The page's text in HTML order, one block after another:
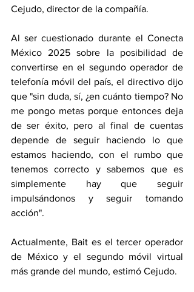
Cejudo, director de la compañía.
Al ser cuestionado durante el Conecta
México 2025 sobre la posibilidad de
convertirse en el segundo operador de
telefonía móvil del país, el directivo dijo
que "sin duda, sí, ¿en cuánto tiempo? No
me pongo metas porque entonces deja
de ser éxito, pero al final de cuentas
depende de seguir haciendo lo que
estamos haciendo, con el rumbo que
tenemos correcto y sabemos que es
simplemente hay que seguir
impulsándonos y seguir tomando
acción".
Actualmente, Bait es el tercer operador
de México y el segundo móvil virtual
más grande del mundo, estimó Cejudo.